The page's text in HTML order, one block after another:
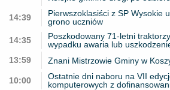
14:39
Pierwszoklasiści z SP Wysokie
grono uczniów
14:35
Poszkodowany 71-letni
wypadku awaria lub
13:59
Znani Mistrzowie Gminy w
10:00
Ostatnie dni naboru na VII
komputerowych z